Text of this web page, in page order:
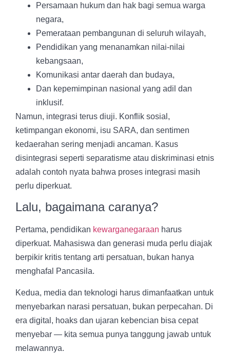
Persamaan hukum dan hak bagi semua warga
negara,
Pemerataan pembangunan di seluruh wilayah,
Pendidikan yang menanamkan nilai-nilai
kebangsaan,
Komunikasi antar daerah dan budaya,
Dan kepemimpinan nasional yang adil dan
inklusif.
Namun, integrasi terus diuji. Konflik sosial,
ketimpangan ekonomi, isu SARA, dan sentimen
kedaerahan sering menjadi ancaman. Kasus
disintegrasi seperti separatisme atau diskriminasi etnis
adalah contoh nyata bahwa proses integrasi masih
perlu diperkuat.
Lalu, bagaimana caranya?
Pertama, pendidikan kewarganegaraan harus
diperkuat. Mahasiswa dan generasi muda perlu diajak
berpikir kritis tentang arti persatuan, bukan hanya
menghafal Pancasila.
Kedua, media dan teknologi harus dimanfaatkan untuk
menyebarkan narasi persatuan, bukan perpecahan. Di
era digital, hoaks dan ujaran kebencian bisa cepat
menyebar — kita semua punya tanggung jawab untuk
melawannya.